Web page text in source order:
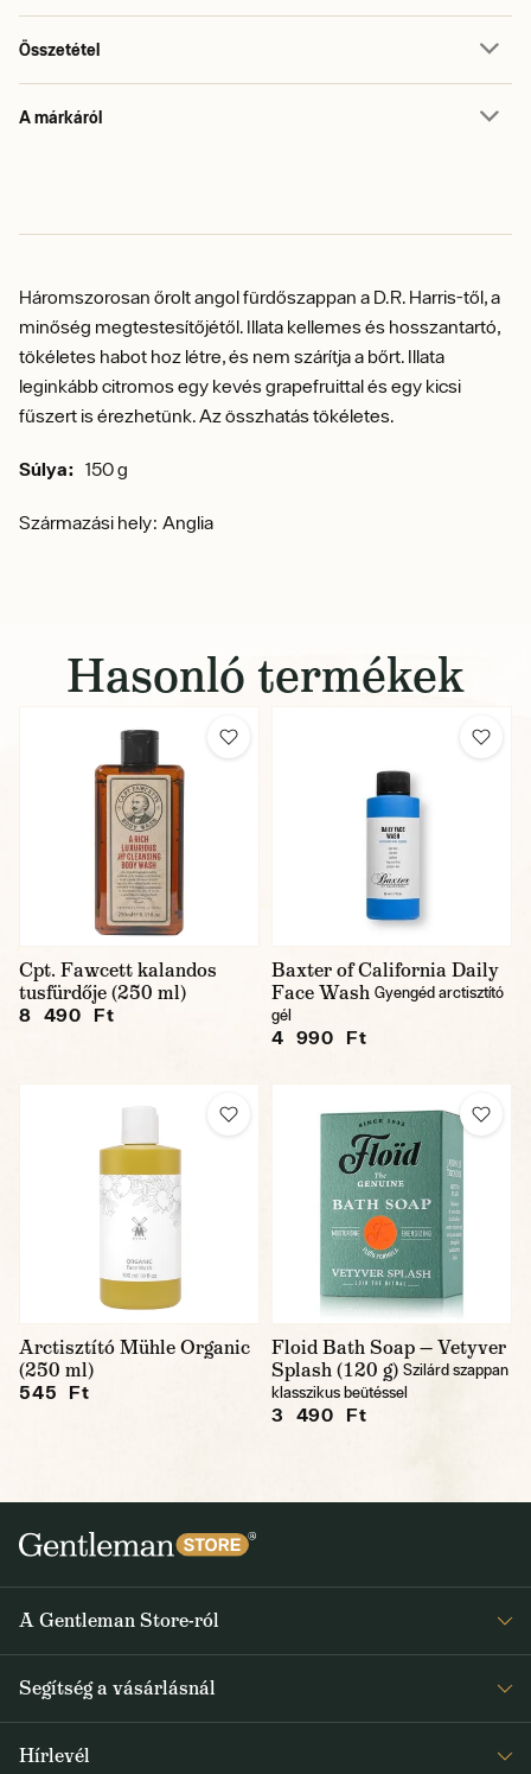
Összetétel
A márkáról
Háromszorosan őrolt angol fürdőszappan a D.R. Harris-től, a
minőség megtestesítőjétől. Illata kellemes és hosszantartó,
tökéletes habot hoz létre, és nem szárítja a bőrt. Illata
leginkábbcitromos egy kevés grapefruittal és egy kicsi
fűszert is érezhetünk. Az összhatás tökéletes.
Súlya: 150 g
Származási hely: Anglia
Hasonló termékek
Cpt. Fawcett kalandos
tusfürdője (250 ml)
8 490 Ft
Baxter of California Daily
Face Wash Gyengéd arctisztító
gél
4 990 Ft
Arctisztító Mühle Organic
(250 ml)
545 Ft
Floid Bath Soap — Vetyver
Splash (120 g) Szilárd szappan
klasszikus beütéssel
3 490 Ft
A Gentleman Store-ról
Rólunk
Journal
Segítség a vásárlásnál
Hírlevél